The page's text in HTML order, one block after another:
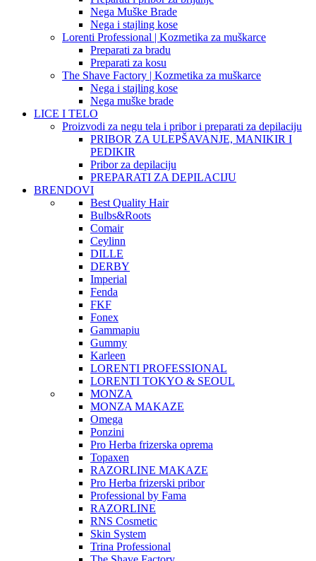
Nega Muške Brade
Nega i stajling kose
Lorenti Professional | Kozmetika za muškarce
Preparati za bradu
Preparati za kosu
The Shave Factory | Kozmetika za muškarce
Nega i stajling kose
Nega muške brade
LICE I TELO
Proizvodi za negu tela i pribor i preparati za depilaciju
PRIBOR ZA ULEPŠAVANJE, MANIKIR I
PEDIKIR
Pribor za depilaciju
PREPARATI ZA DEPILACIJU
BRENDOVI
Best Quality Hair
Bulbs&Roots
Comair
Ceylinn
DILLE
DERBY
Imperial
Fenda
FKF
Fonex
Gammapiu
Gummy
Karleen
LORENTI PROFESSIONAL
LORENTI TOKYO & SEOUL
MONZA
MONZA MAKAZE
Omega
Ponzini
Pro Herba frizerska oprema
Topaxen
RAZORLINE MAKAZE
Pro Herba frizerski pribor
Professional by Fama
RAZORLINE
RNS Cosmetic
Skin System
Trina Professional